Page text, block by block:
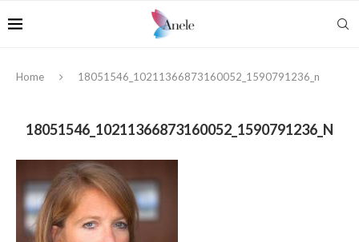
Home 18051546_10211366873160052_1590791236_n
18051546_10211366873160052_1590791236_N